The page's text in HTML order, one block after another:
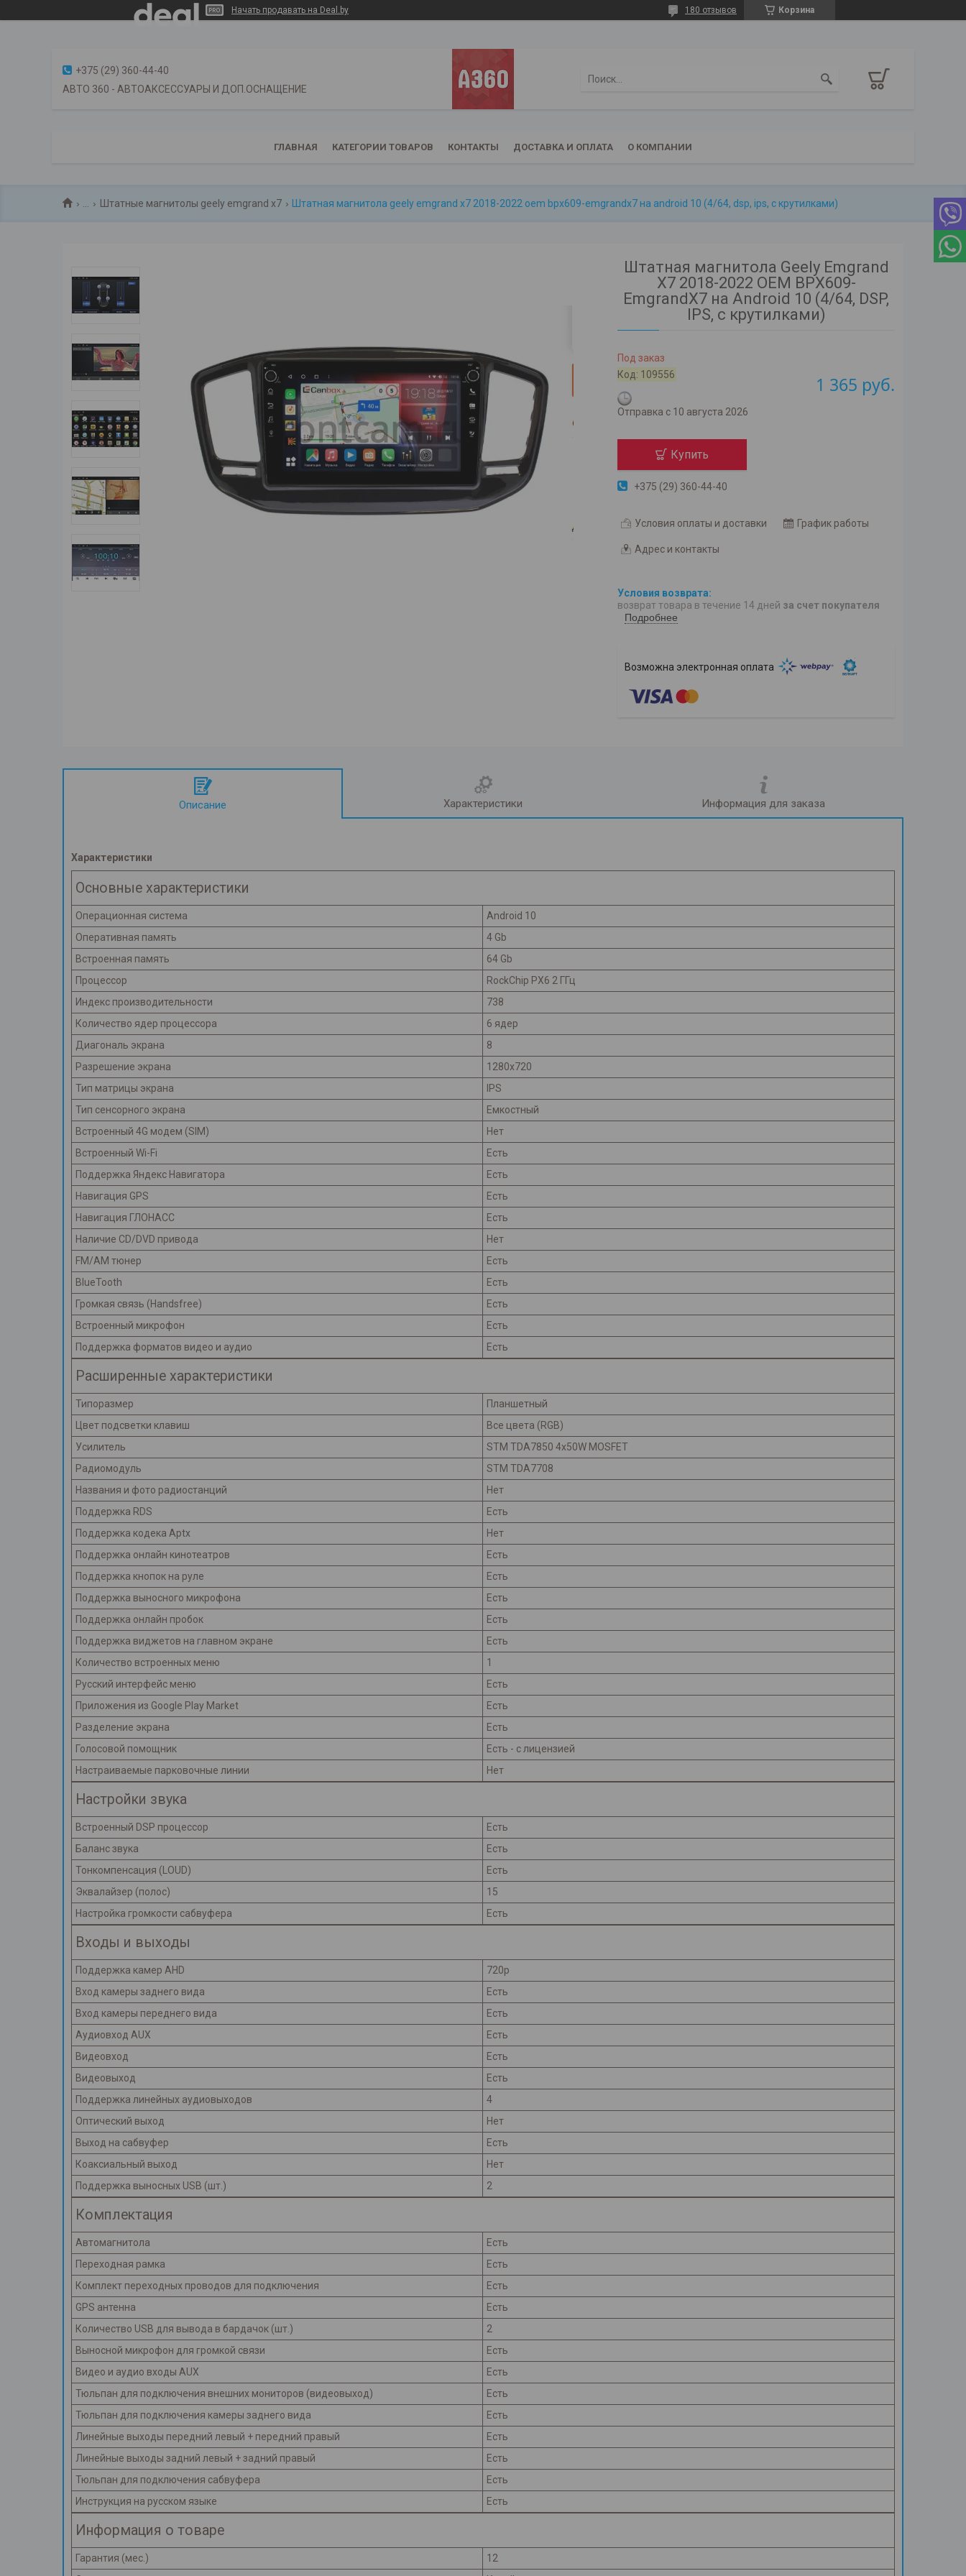
Начать продавать на Deal.by Корзина
180 отзывов
+375 (29) 360-44-40
АВТО 360 - АВТОАКСЕССУАРЫ И ДОП.ОСНАЩЕНИЕ
ГЛАВНАЯ КАТЕГОРИИ ТОВАРОВ КОНТАКТЫ ДОСТАВКА И ОПЛАТА О КОМПАНИИ
Штатные магнитолы geely emgrand x7 Штатная магнитола geely emgrand x7 2018-2022 oem bpx609-emgrandx7 на android 10 (4/64, dsp, ips, с крутилками)
Штатная магнитола Geely Emgrand
X7 2018-2022 OEM BPX609-
EmgrandX7 на Android 10 (4/64, DSP,
IPS, с крутилками)
Под заказ
Код: 109556
Отправка с 10 августа 2026
1 365 руб.
Купить
+375 (29) 360-44-40
Условия оплаты и доставки График работы
Адрес и контакты
возврат товара в течение 14 дней за счет покупателя
Подробнее
Описание Характеристики Информация для заказа
Характеристики
Основные характеристики
Операционная система
Android 10
Оперативная память
4 Gb
Встроенная память
64 Gb
Процессор
RockСhip PX6 2 ГГц
Индекс производительности
738
Количество ядер процессора
6 ядер
Диагональ экрана
8
Разрешение экрана
1280x720
Тип матрицы экрана
IPS
Тип сенсорного экрана
Емкостный
Встроенный 4G модем (SIM)
Нет
Встроенный Wi-Fi
Есть
Поддержка Яндекс Навигатора
Есть
Навигация GPS
Есть
Навигация ГЛОНАСС
Есть
Наличие CD/DVD привода
Нет
FM/AM тюнер
Есть
BlueTooth
Есть
Громкая связь (Handsfree)
Есть
Встроенный микрофон
Есть
Поддержка форматов видео и аудио
Есть
Расширенные характеристики
Типоразмер
Планшетный
Цвет подсветки клавиш
Все цвета (RGB)
Усилитель
STM TDA7850 4x50W MOSFET
Радиомодуль
STM TDA7708
Названия и фото радиостанций
Нет
Поддержка RDS
Есть
Поддержка кодека Aptx
Нет
Поддержка онлайн кинотеатров
Есть
Поддержка кнопок на руле
Есть
Поддержка выносного микрофона
Есть
Поддержка онлайн пробок
Есть
Поддержка виджетов на главном экране
Есть
Количество встроенных меню
1
Русский интерфейс меню
Есть
Приложения из Google Play Market
Есть
Разделение экрана
Есть
Голосовой помощник
Есть - с лицензией
Настраиваемые парковочные линии
Нет
Настройки звука
Встроенный DSP процессор
Есть
Баланс звука
Есть
Тонкомпенсация (LOUD)
Есть
Эквалайзер (полос)
15
Настройка громкости сабвуфера
Есть
Входы и выходы
Поддержка камер AHD
720p
Вход камеры заднего вида
Есть
Вход камеры переднего вида
Есть
Аудиовход AUX
Есть
Видеовход
Есть
Видеовыход
Есть
Поддержка линейных аудиовыходов
4
Оптический выход
Нет
Выход на сабвуфер
Есть
Коаксиальный выход
Нет
Поддержка выносных USB (шт.)
2
Комплектация
Автомагнитола
Есть
Переходная рамка
Есть
Комплект переходных проводов для подключения
Есть
GPS антенна
Есть
Количество USB для вывода в бардачок (шт.)
2
Выносной микрофон для громкой связи
Есть
Видео и аудио входы AUX
Есть
Тюльпан для подключения внешних мониторов (видеовыход)
Есть
Тюльпан для подключения камеры заднего вида
Есть
Линейные выходы передний левый + передний правый
Есть
Линейные выходы задний левый + задний правый
Есть
Тюльпан для подключения сабвуфера
Есть
Инструкция на русском языке
Есть
Информация о товаре
Гарантия (мес.)
12